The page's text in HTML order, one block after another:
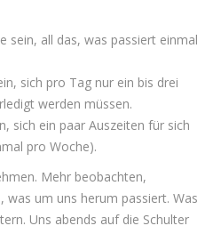
sein, all das, was passiert einmal
sich pro Tag nur ein bis drei
werden müssen.
sich ein paar Auszeiten für sich
pro Woche).
Mehr beobachten,
um uns herum passiert. Was
Uns abends auf die Schulter